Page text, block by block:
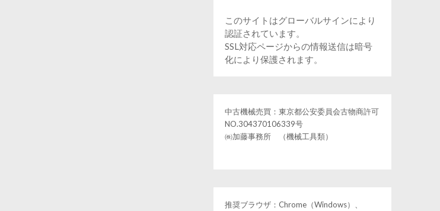
このサイトはグローバルサインにより
認証されています。
SSL対応ページからの情報送信は暗号
化により保護されます。
中古機械売買：東京都公安委員会古物商許可
NO.304370106339号
㈱加藤事務所 （機械工具類）
推奨ブラウザ：Chrome（Windows）、